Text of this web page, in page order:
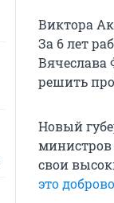
Виктора
За 6 лет
Вячеслава
решить
Новый
свои
это